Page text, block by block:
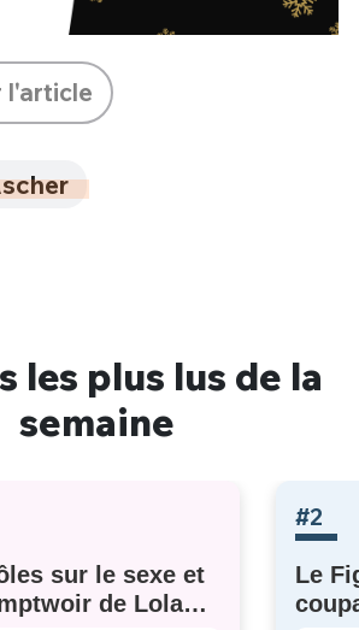
l'article
les plus lus de la
semaine
sur le sexe et
de Lola
#2
Le